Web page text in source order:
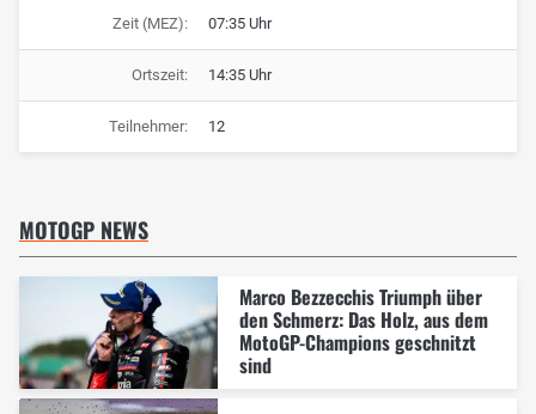
Zeit (MEZ): 07:35 Uhr
Ortszeit: 14:35 Uhr
Teilnehmer: 12
MOTOGP NEWS
Marco Bezzecchis Triumph über
den Schmerz: Das Holz, aus dem
MotoGP-Champions geschnitzt
sind